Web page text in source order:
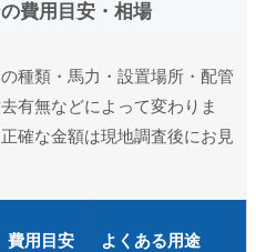
費用目安・相場
種類・馬力・設置場所・配管
有無などによって変わりま
確な金額は現地調査後にお見
費用目安 よくある用途